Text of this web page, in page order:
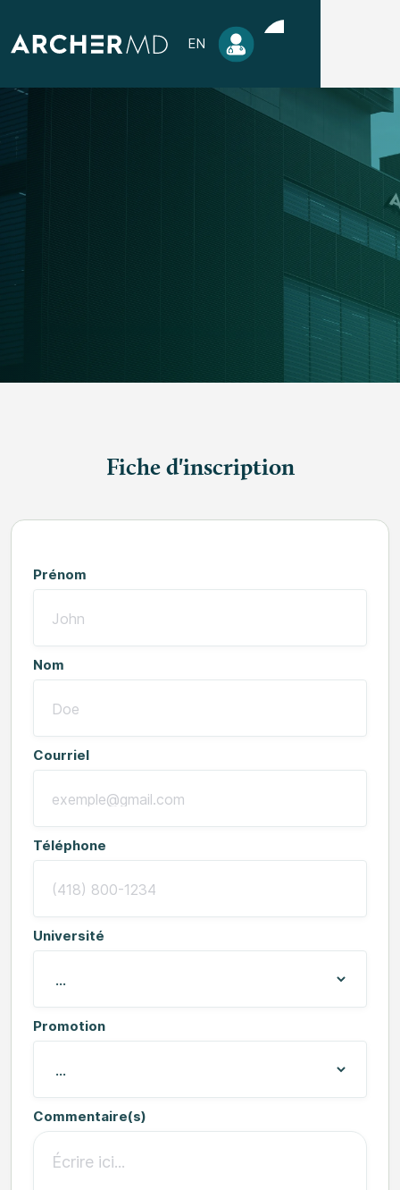
EN
Inscription Tirage
Soirée Halloween
Fiche d'inscription
Prénom
Nom
Courriel
Téléphone
Université
Promotion
Commentaire(s)